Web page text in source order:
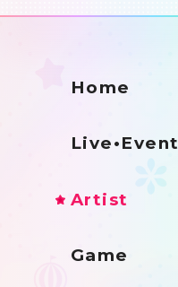
Home
Live•Event
Artist
Game